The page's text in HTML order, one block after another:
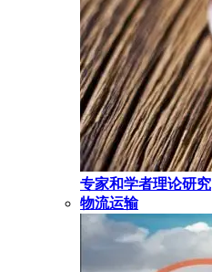
专家和学者理论研究
物流运输